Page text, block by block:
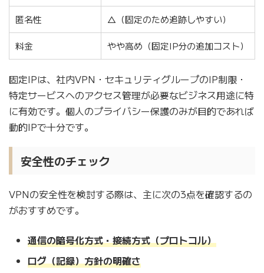
匿名性 △（固定のため追跡しやすい）
料金 やや高め（固定IP分の追加コスト）
固定IPは、社内VPN・セキュリティグループのIP制限・
特定サービスへのアクセス管理が必要なビジネス用途に特
に有効です。個人のプライバシー保護のみが目的であれば
動的IPで十分です。
安全性のチェック
VPNの安全性を検討する際は、主に次の3点を確認するの
がおすすめです。
通信の暗号化方式・接続方式（プロトコル）
ログ（記録）方針の明確さ